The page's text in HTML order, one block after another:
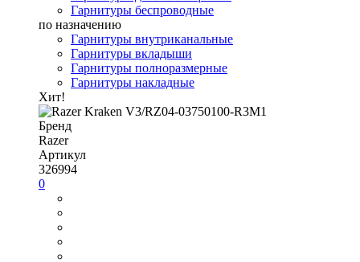
Гарнитуры беспроводные
по назначению
Гарнитуры внутриканальные
Гарнитуры вкладыши
Гарнитуры полноразмерные
Гарнитуры накладные
Хит!
Бренд
Razer
Артикул
326994
0